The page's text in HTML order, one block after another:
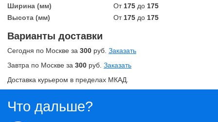
Ширина (мм)
От 175 до 175
Высота (мм)
От 175 до 175
Варианты доставки
Сегодня по Москве за 300 руб. Заказать
Завтра по Москве за 300 руб. Заказать
Доставка курьером в пределах МКАД.
Что дальше?